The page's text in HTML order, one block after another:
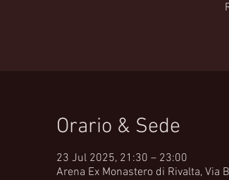
Orario & Sede
23 Jul 2025, 21:30 – 23:00
Arena Ex Monastero di Rivalta, Via